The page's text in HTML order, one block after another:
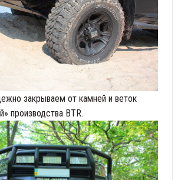
закрываем от камней и веток
производства BTR.